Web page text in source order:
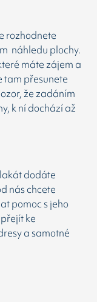
rozhodnete
náhledu plochy.
máte zájem a
tam přesunete
že zadáním
k ní dochází až
dodáte
nás chcete
pomoc s jeho
ke
a samotné